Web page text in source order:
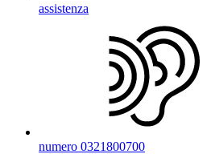
assistenza
numero 0321800700